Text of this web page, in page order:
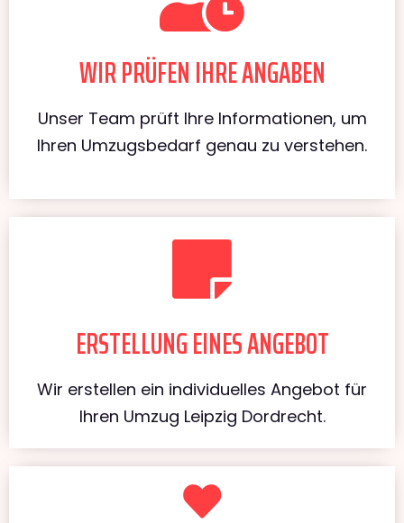
WIR PRÜFEN IHRE ANGABEN
Unser Team prüft Ihre Informationen, um
Ihren Umzugsbedarf genau zu verstehen.
ERSTELLUNG EINES ANGEBOT
Wir erstellen ein individuelles Angebot für
Ihren Umzug Leipzig Dordrecht.